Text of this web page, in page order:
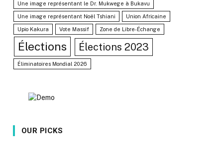
Une image représentant le Dr. Mukwege à Bukavu
Une image représentant Noël Tshiani Union Africaine
Upio Kakura Vote Massif Zone de Libre-Échange
Élections Élections 2023
Éliminatoires Mondial 2026
OUR PICKS